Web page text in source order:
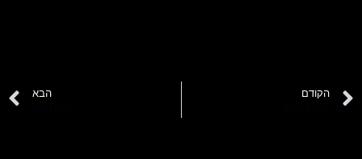
הקודם הבא